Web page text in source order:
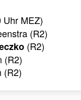
Uhr MEZ)
(R2)
(R2)
(R2)
(R2)